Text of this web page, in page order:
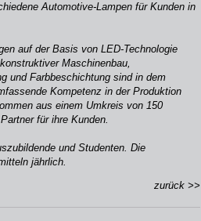
Automotive-Lampen für Kunden in
auf der Basis von LED-Technologie
Maschinenbau,
und Farbbeschichtung sind in dem
Kompetenz in der Produktion
aus einem Umkreis von 150
für ihre Kunden.
und Studenten. Die
jährlich.
zurück >>